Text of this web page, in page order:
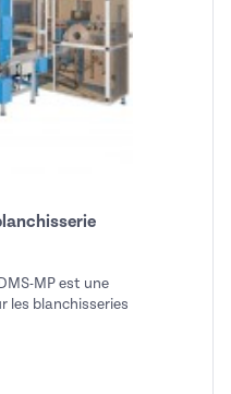
MP est une
les blanchisseries